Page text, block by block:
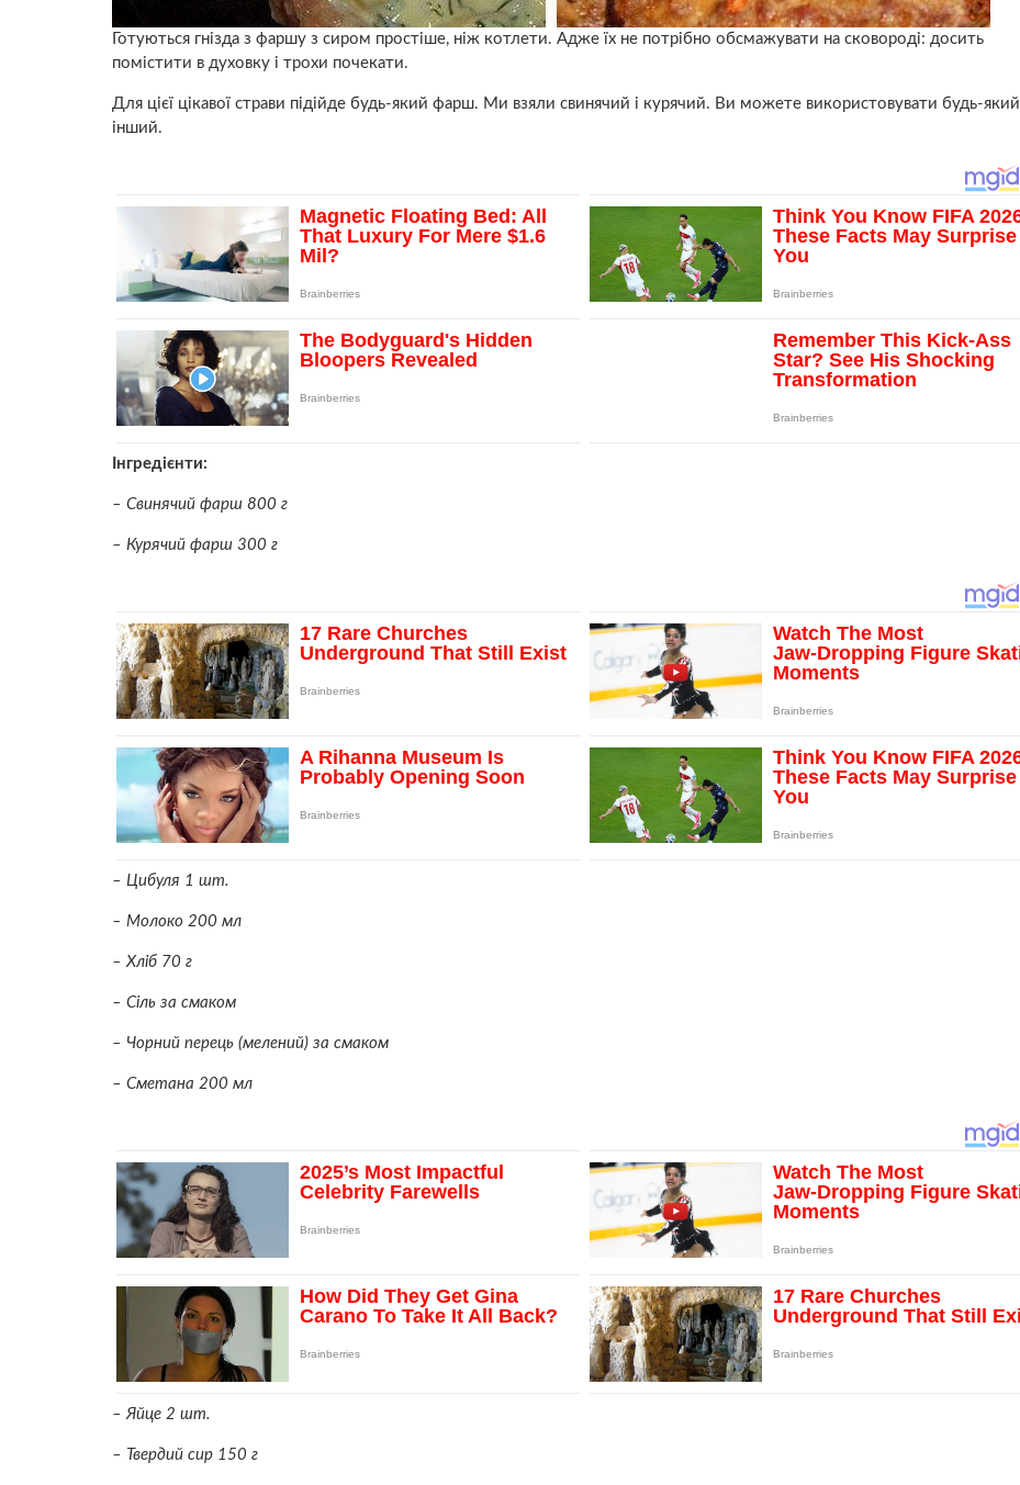
Готуються гнізда з фаршу з сиром простіше, ніж котлети. Адже їх не потрібно обсмажувати на сковороді: досить
помістити в духовку і трохи почекати.
Для цієї цікавої страви підійде будь-який фарш. Ми взяли свинячий і курячий. Ви можете використовувати будь-який
інший.
Інгредієнти:
– Свинячий фарш 800 г
– Курячий фарш 300 г
– Цибуля 1 шт.
– Молоко 200 мл
– Хліб 70 г
– Сіль за смаком
– Чорний перець (мелений) за смаком
– Сметана 200 мл
– Яйце 2 шт.
– Твердий сир 150 г